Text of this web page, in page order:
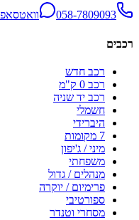
058-7809093 וואטסאפ
רכבים
רכב חדש
רכב 0 ק"מ
רכב יד שניה
חשמלי
היברידי
7 מקומות
מיני / ג'יפון
משפחתי
מנהלים / גדול
פרימיום / יוקרה
ספורטיבי
מסחרי וטנדר